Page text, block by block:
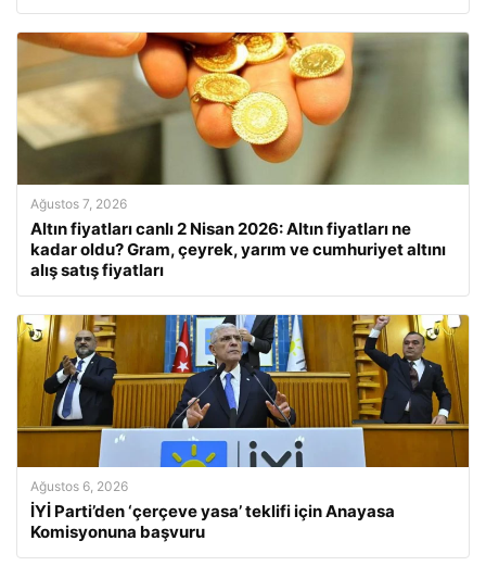
Ağustos 7, 2026
Altın fiyatları canlı 2 Nisan 2026: Altın fiyatları ne
kadar oldu? Gram, çeyrek, yarım ve cumhuriyet altını
alış satış fiyatları
Ağustos 6, 2026
İYİ Parti’den ‘çerçeve yasa’ teklifi için Anayasa
Komisyonuna başvuru